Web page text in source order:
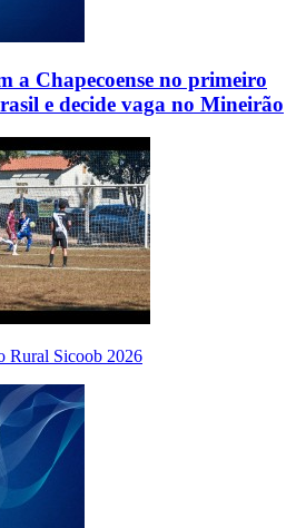
a Chapecoense no primeiro
e decide vaga no Mineirão
Rural Sicoob 2026